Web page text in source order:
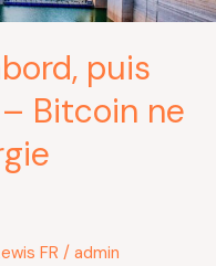
puis
Bitcoin ne
FR / admin